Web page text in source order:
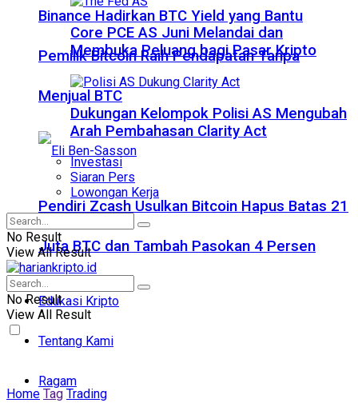
Binance Hadirkan BTC Yield yang Bantu
Pemilik Bitcoin Raih Pendapatan Tanpa
Menjual BTC
Pendiri Zcash Usulkan Bitcoin Hapus Batas 21
Juta BTC dan Tambah Pasokan 4 Persen
Edukasi Kripto
Tentang Kami
Ragam
Core PCE AS Juni Melandai dan
Membuka Peluang bagi Pasar Kripto
Dukungan Kelompok Polisi AS Mengubah
Arah Pembahasan Clarity Act
Investasi
Siaran Pers
Lowongan Kerja
No Result
View All Result
No Result
View All Result
Home Tag Trading